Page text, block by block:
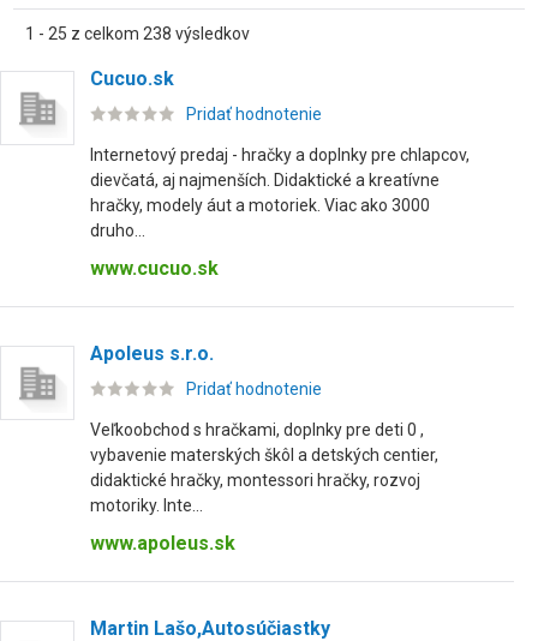
1 - 25 z celkom 238 výsledkov
Cucuo.sk
Pridať hodnotenie
Internetový predaj - hračky a doplnky pre chlapcov,
dievčatá, aj najmenších. Didaktické a kreatívne
hračky, modely áut a motoriek. Viac ako 3000
druho...
www.cucuo.sk
Apoleus s.r.o.
Pridať hodnotenie
Veľkoobchod s hračkami, doplnky pre deti 0 ,
vybavenie materských škôl a detských centier,
didaktické hračky, montessori hračky, rozvoj
motoriky. Inte...
www.apoleus.sk
Martin Lašo,Autosúčiastky